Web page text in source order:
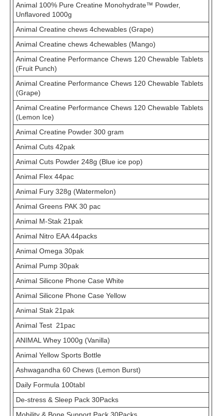
Animal 100% Pure Creatine Monohydrate™ Powder,
Unflavored 1000g
Animal Creatine chews 4chewables (Grape)
Animal Creatine chews 4chewables (Mango)
Animal Creatine Performance Chews 120 Chewable Tablets
(Fruit Punch)
Animal Creatine Performance Chews 120 Chewable Tablets
(Grape)
Animal Creatine Performance Chews 120 Chewable Tablets
(Lemon Ice)
Animal Creatine Powder 300 gram
Animal Cuts 42pak
Animal Cuts Powder 248g (Blue ice pop)
Animal Flex 44pac
Animal Fury 328g (Watermelon)
Animal Greens PAK 30 pac
Animal M-Stak 21pak
Animal Nitro EAA 44packs
Animal Omega 30pak
Animal Pump 30pak
Animal Silicone Phone Case White
Animal Silicone Phone Case Yellow
Animal Stak 21pak
Animal Test 21pac
ANIMAL Whey 1000g (Vanilla)
Animal Yellow Sports Bottle
Ashwagandha 60 Chews (Lemon Burst)
Daily Formula 100tabl
De-stress & Sleep Pack 30Packs